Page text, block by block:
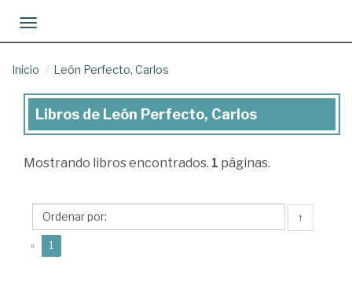
Toggle navigation
Inicio León Perfecto, Carlos
Libros
León
Carlos
Libros de León Perfecto, Carlos
Mostrando libros encontrados. 1 páginas.
↑
« 1